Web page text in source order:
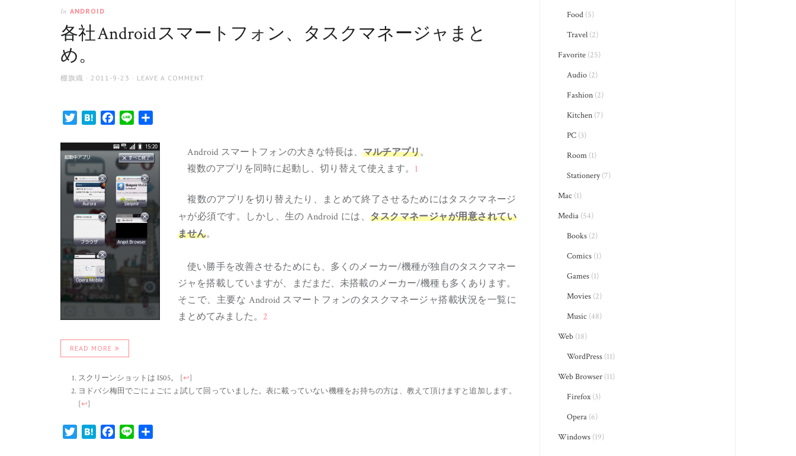
In ANDROID
各社 Android スマートフォン、タスクマネージャまと
め。
AUTHOR
棚旗織
POSTED
2011-9-23 LEAVE A COMMENT
TwitterHatenaFacebook
Line
Android スマートフォンの大きな特長は、
マルチアプリ。
複数のアプリを同時に起動し、切り替えて使えます。 1
複数のアプリを切り替えたり、まとめて終了させるためにはタスクマネージ
ャが必須です。しかし、生の Android には、タスクマネージャが用意されてい
ません。
使い勝手を改善させるためにも、多くのメーカー/機種が独自のタスクマネー
ジャを搭載していますが、まだまだ、未搭載のメーカー/機種も多くあります。
そこで、主要な Android スマートフォンのタスクマネージャ搭載状況を一覧に
まとめてみました。 2
READ MORE
スクリーンショットは IS05。 [↩]
ヨドバシ梅田でごにょごにょ試して回っていました。表に載っていない機種をお持ちの方は、教えて頂けますと追加します。
[↩]
TwitterHatenaFacebook
Line
Food (5)
Travel (2)
Favorite (25)
Audio (2)
Fashion (2)
Kitchen (7)
PC (3)
Room (1)
Stationery(7)
Mac (1)
Media (54)
Books (2)
Comics (1)
Games (1)
Movies (2)
Music (48)
Web (18)
WordPress (11)
Web Browser (11)
Firefox(3)
Opera (6)
Windows (19)